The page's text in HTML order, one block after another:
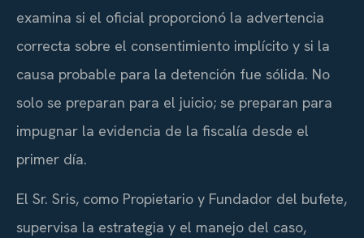
examina si el oficial proporcionó la advertencia
correcta sobre el consentimiento implícito y si la
causa probable para la detención fue sólida. No
solo se preparan para el juicio; se preparan para
impugnar la evidencia de la fiscalía desde el
primer día.
El Sr. Sris, como Propietario y Fundador del bufete,
supervisa la estrategia y el manejo del caso,